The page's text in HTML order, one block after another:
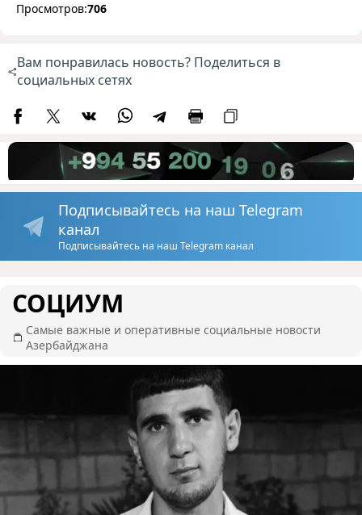
Просмотров:706
Вам понравилась новость? Поделиться в
социальных сетях
Подписывайтесь на наш Telegram
канал
Подписывайтесь на наш Telegram канал
СОЦИУМ
Самые важные и оперативные социальные новости
Азербайджана